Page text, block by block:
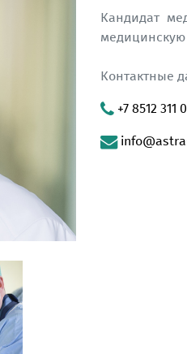
Кандидат
медицинскую
Контактные
+7 8512 311